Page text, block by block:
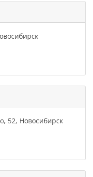
52, Новосибирск